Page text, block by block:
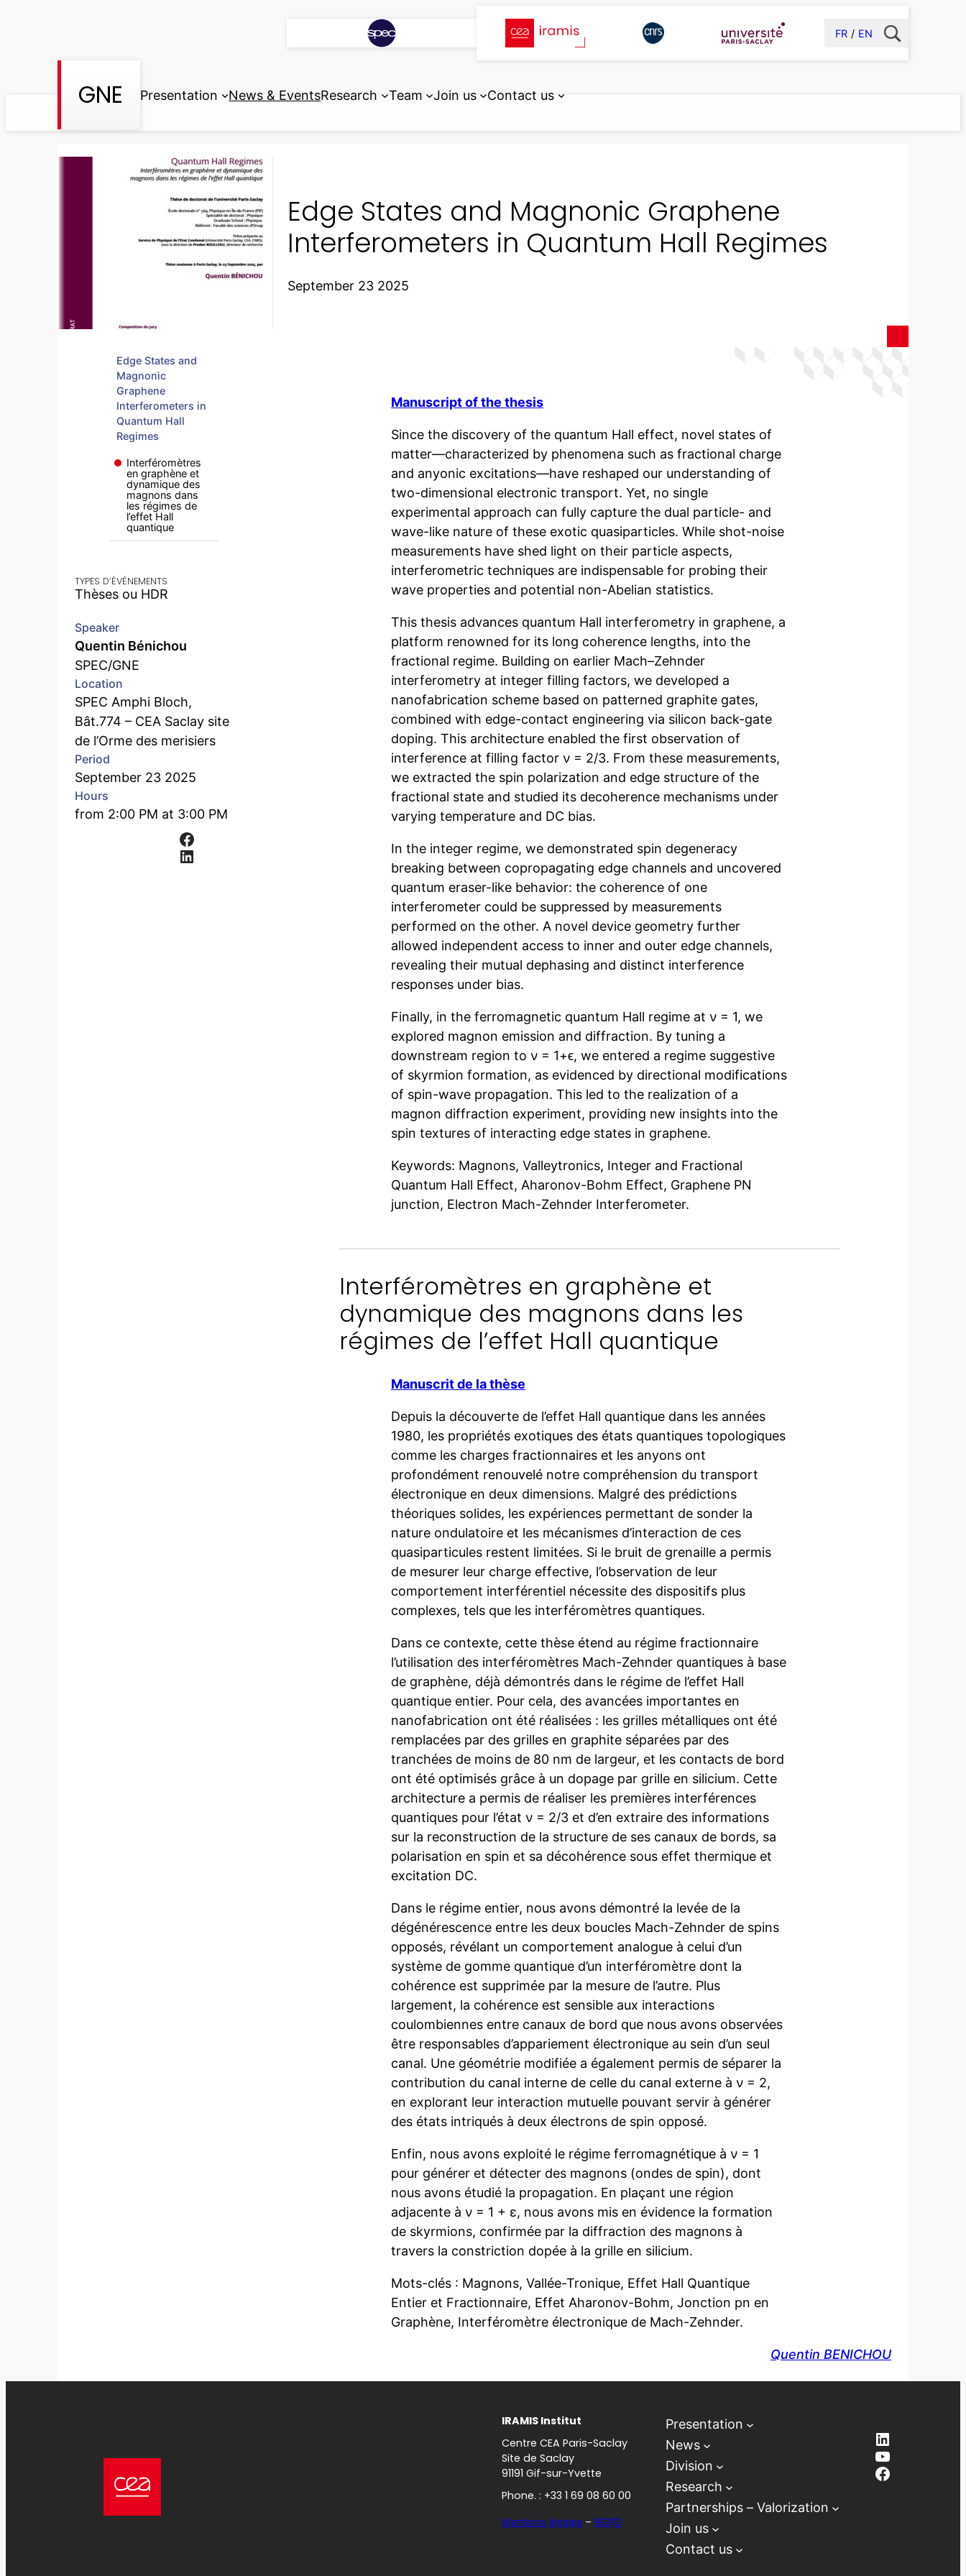
FR EN
GNE Presentation News & EventsResearch Team Join us Contact us
Edge States and Magnonic Graphene
Interferometers in Quantum Hall Regimes
September 23 2025
Edge States and
Magnonic
Graphene
Interferometers in
Quantum Hall
Regimes
Interféromètres
en graphène et
dynamique des
magnons dans
les régimes de
l’effet Hall
quantique
TYPES D’ÉVÉNEMENTS
Thèses ou HDR
Speaker
Quentin Bénichou
SPEC/GNE
Location
SPEC Amphi Bloch,
Bât.774 – CEA Saclay site
de l’Orme des merisiers
Period
September 23 2025
Hours
from 2:00 PM at 3:00 PM
Facebook
LinkedIn
Manuscript of the thesis
Since the discovery of the quantum Hall effect, novel states of
matter—characterized by phenomena such as fractional charge
and anyonic excitations—have reshaped our understanding of
two-dimensional electronic transport. Yet, no single
experimental approach can fully capture the dual particle- and
wave-like nature of these exotic quasiparticles. While shot-noise
measurements have shed light on their particle aspects,
interferometric techniques are indispensable for probing their
wave properties and potential non-Abelian statistics.
This thesis advances quantum Hall interferometry in graphene, a
platform renowned for its long coherence lengths, into the
fractional regime. Building on earlier Mach–Zehnder
interferometry at integer filling factors, we developed a
nanofabrication scheme based on patterned graphite gates,
combined with edge-contact engineering via silicon back-gate
doping. This architecture enabled the first observation of
interference at filling factor ν = 2/3. From these measurements,
we extracted the spin polarization and edge structure of the
fractional state and studied its decoherence mechanisms under
varying temperature and DC bias.
In the integer regime, we demonstrated spin degeneracy
breaking between copropagating edge channels and uncovered
quantum eraser-like behavior: the coherence of one
interferometer could be suppressed by measurements
performed on the other. A novel device geometry further
allowed independent access to inner and outer edge channels,
revealing their mutual dephasing and distinct interference
responses under bias.
Finally, in the ferromagnetic quantum Hall regime at ν = 1, we
explored magnon emission and diffraction. By tuning a
downstream region to ν = 1+ϵ, we entered a regime suggestive
of skyrmion formation, as evidenced by directional modifications
of spin-wave propagation. This led to the realization of a
magnon diffraction experiment, providing new insights into the
spin textures of interacting edge states in graphene.
Keywords: Magnons, Valleytronics, Integer and Fractional
Quantum Hall Effect, Aharonov-Bohm Effect, Graphene PN
junction, Electron Mach-Zehnder Interferometer.
Interféromètres en graphène et
dynamique des magnons dans les
régimes de l’effet Hall quantique
Manuscrit de la thèse
Depuis la découverte de l’effet Hall quantique dans les années
1980, les propriétés exotiques des états quantiques topologiques
comme les charges fractionnaires et les anyons ont
profondément renouvelé notre compréhension du transport
électronique en deux dimensions. Malgré des prédictions
théoriques solides, les expériences permettant de sonder la
nature ondulatoire et les mécanismes d’interaction de ces
quasiparticules restent limitées. Si le bruit de grenaille a permis
de mesurer leur charge effective, l’observation de leur
comportement interférentiel nécessite des dispositifs plus
complexes, tels que les interféromètres quantiques.
Dans ce contexte, cette thèse étend au régime fractionnaire
l’utilisation des interféromètres Mach-Zehnder quantiques à base
de graphène, déjà démontrés dans le régime de l’effet Hall
quantique entier. Pour cela, des avancées importantes en
nanofabrication ont été réalisées : les grilles métalliques ont été
remplacées par des grilles en graphite séparées par des
tranchées de moins de 80 nm de largeur, et les contacts de bord
ont été optimisés grâce à un dopage par grille en silicium. Cette
architecture a permis de réaliser les premières interférences
quantiques pour l’état ν = 2/3 et d’en extraire des informations
sur la reconstruction de la structure de ses canaux de bords, sa
polarisation en spin et sa décohérence sous effet thermique et
excitation DC.
Dans le régime entier, nous avons démontré la levée de la
dégénérescence entre les deux boucles Mach-Zehnder de spins
opposés, révélant un comportement analogue à celui d’un
système de gomme quantique d’un interféromètre dont la
cohérence est supprimée par la mesure de l’autre. Plus
largement, la cohérence est sensible aux interactions
coulombiennes entre canaux de bord que nous avons observées
être responsables d’appariement électronique au sein d’un seul
canal. Une géométrie modifiée a également permis de séparer la
contribution du canal interne de celle du canal externe à ν = 2,
en explorant leur interaction mutuelle pouvant servir à générer
des états intriqués à deux électrons de spin opposé.
Enfin, nous avons exploité le régime ferromagnétique à ν = 1
pour générer et détecter des magnons (ondes de spin), dont
nous avons étudié la propagation. En plaçant une région
adjacente à ν = 1 + ε, nous avons mis en évidence la formation
de skyrmions, confirmée par la diffraction des magnons à
travers la constriction dopée à la grille en silicium.
Mots-clés : Magnons, Vallée-Tronique, Effet Hall Quantique
Entier et Fractionnaire, Effet Aharonov-Bohm, Jonction pn en
Graphène, Interféromètre électronique de Mach-Zehnder.
Quentin BENICHOU
IRAMIS Institut
Centre CEA Paris-Saclay
Site de Saclay
91191 Gif-sur-Yvette
Phone. : +33 1 69 08 60 00
Mentions légales – RGPD
Presentation
News
Division
Research
Partnerships – Valorization
Join us
Contact us
LinkedIn
YouTube
Facebook